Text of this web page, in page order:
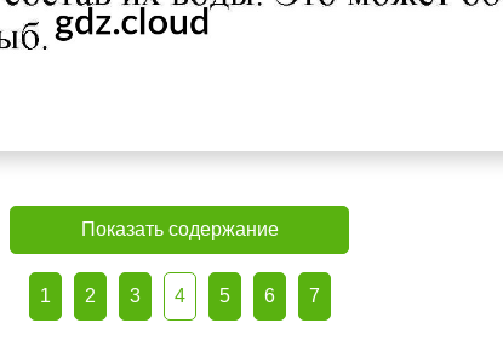
Показать содержание
1 2 3 4 5 6 7